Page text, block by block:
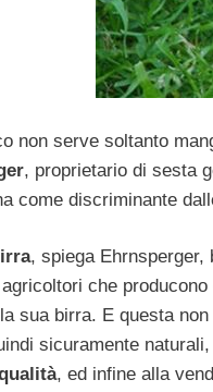
non serve soltanto
, proprietario di sesta
come discriminante
, spiega Ehrnsperger,
che
la sua birra. E questa
sicuramente naturali,
, ed infine alla